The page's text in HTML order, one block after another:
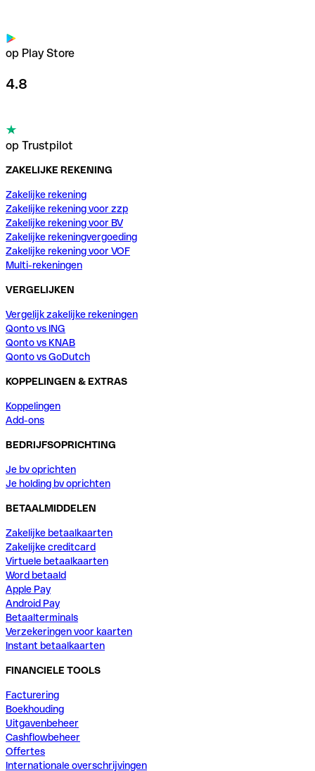
op Play Store
4.8
op Trustpilot
ZAKELIJKE REKENING
Zakelijke rekening
Zakelijke rekening voor zzp
Zakelijke rekening voor BV
Zakelijke rekeningvergoeding
Zakelijke rekening voor VOF
Multi-rekeningen
VERGELIJKEN
Vergelijk zakelijke rekeningen
Qonto vs ING
Qonto vs KNAB
Qonto vs GoDutch
KOPPELINGEN & EXTRAS
Koppelingen
Add-ons
BEDRIJFSOPRICHTING
Je bv oprichten
Je holding bv oprichten
BETAALMIDDELEN
Zakelijke betaalkaarten
Zakelijke creditcard
Virtuele betaalkaarten
Word betaald
Apple Pay
Android Pay
Betaalterminals
Verzekeringen voor kaarten
Instant betaalkaarten
FINANCIELE TOOLS
Facturering
Boekhouding
Uitgavenbeheer
Cashflowbeheer
Offertes
Internationale overschrijvingen